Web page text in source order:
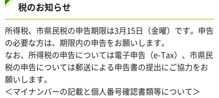
税のお知らせ
所得税、市県民税の申告期限は3月15日（金曜）です。申告
の必要な方は、期限内の申告をお願いします。
なお、所得税の申告については電子申告（e-Tax）、市県民
税の申告については郵送による申告書の提出にご協力をお
願いします。
＜マイナンバーの記載と個人番号確認書類等について＞